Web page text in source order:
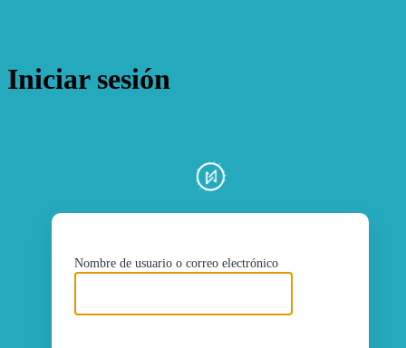
Iniciar sesión
Nombre de usuario o correo electrónico